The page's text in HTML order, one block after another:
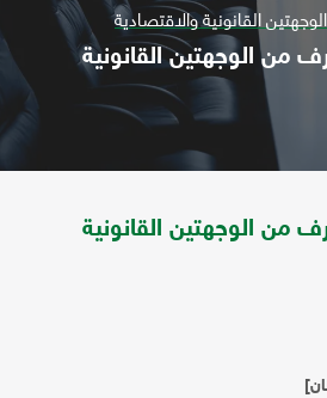
القانونية والاقتصادية
من الوجهتين القانونية
من الوجهتين القانونية